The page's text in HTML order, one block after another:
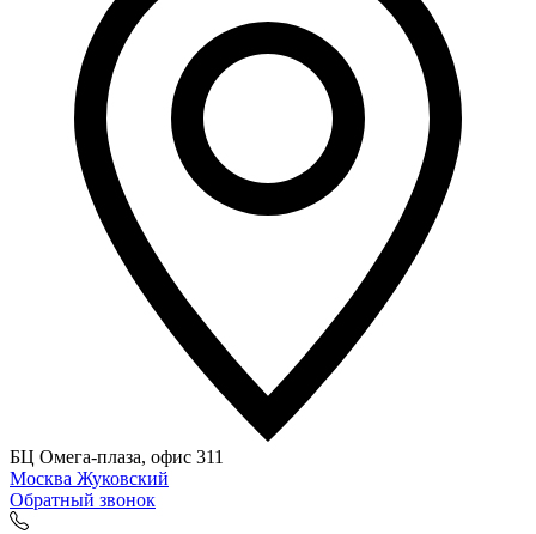
БЦ Омега-плаза, офис 311
Москва Жуковский
Обратный звонок